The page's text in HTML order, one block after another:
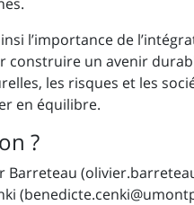
l’importance de
construire un avenir
les risques et les
en équilibre.
?
Barreteau